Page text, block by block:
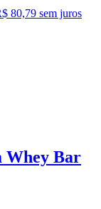
80,79 sem juros
Whey Bar